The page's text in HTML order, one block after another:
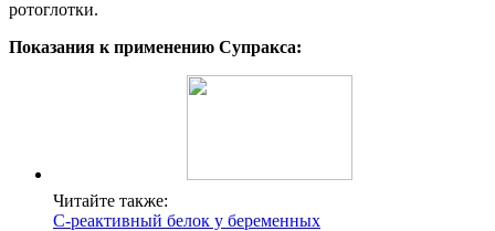
ротоглотки.
Показания к применению Супракса:
Читайте также:
С-реактивный белок у беременных